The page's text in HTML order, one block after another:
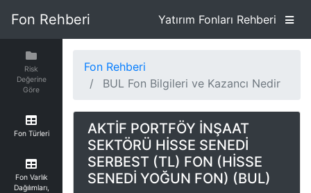
Fon Rehberi Yatırım Fonları Rehberi
Risk
Değerine
Göre
Fon Türleri
Fon Varlık
Dağılımları,
Fon Rehberi
BUL Fon Bilgileri ve Kazancı Nedir
AKTİF PORTFÖY İNŞAAT
SEKTÖRÜ HİSSE SENEDİ
SERBEST (TL) FON (HİSSE
SENEDİ YOĞUN FON) (BUL)